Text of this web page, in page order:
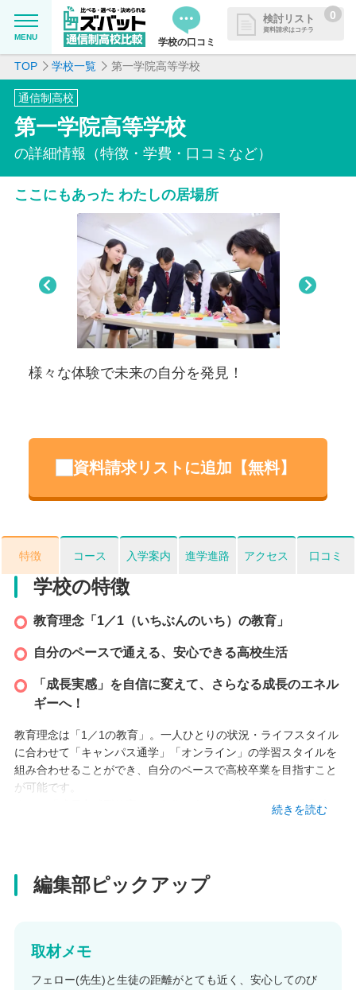
MENU 学校の口コミ
検討リスト
資料請求はコチラ
0
資料請求リストに追加しました
めて資料請求できます
MENU
学校を探したい
通信制高校について知りたい
はじめての方へ
よくある質問
掲載を希望される学校様へ
TOP 学校一覧 第一学院高等学校
通信制高校
第一学院高等学校
の詳細情報（特徴・学費・口コミなど）
ここにもあった わたしの居場所
様々な体験で未来の自分を発見！
資料請求リストに追加【無料】
特徴 コース 入学案内 進学進路 アクセス 口コミ
学校の特徴
教育理念「1／1（いちぶんのいち）の教育」
自分のペースで通える、安心できる高校生活
「成長実感」を自信に変えて、さらなる成長のエネル
ギーへ！
教育理念は「1／1の教育」。一人ひとりの状況・ライフスタイル
に合わせて「キャンパス通学」「オンライン」の学習スタイルを
組み合わせることができ、自分のペースで高校卒業を目指すこと
が可能です。
また、「成長実感型教育」で自分を今よりも好きになり、「プロ
設立
本校情報
続きを読む
編集部ピックアップ
取材メモ
フェロー(先生)と生徒の距離がとても近く、安心してのび